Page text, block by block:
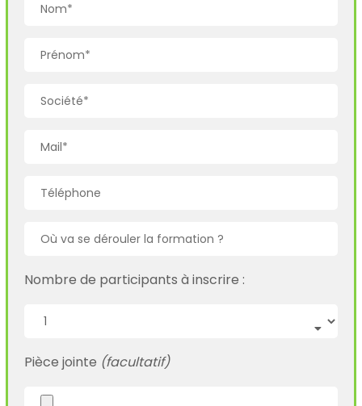
Nombre de participants à inscrire :
Pièce jointe (facultatif)